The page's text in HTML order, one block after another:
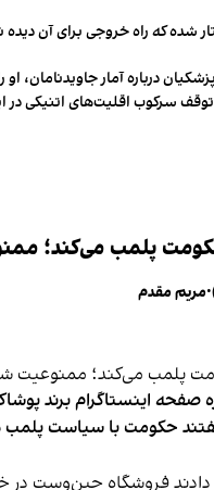
شده که راه خروجی برای آن
درباره آمار جاویدنامان، او
سرکوب اقلیت‌های اتنیکی در
پلمب می‌کند؛
•مریم مقدم
صفحه اینستاگرام برند
حکومت با سیاست